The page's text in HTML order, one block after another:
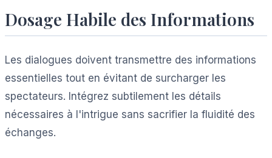
Dosage Habile des Informations
Les dialogues doivent transmettre des informations
essentielles tout en évitant de surcharger les
spectateurs. Intégrez subtilement les détails
nécessaires à l'intrigue sans sacrifier la fluidité des
échanges.